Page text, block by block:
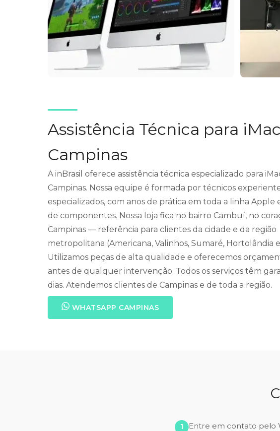
Assistência Técnica para
Campinas
A inBrasil oferece assistência técnica especializado para
Campinas. Nossa equipe é formada por técnicos
especializados, com anos de prática em toda a linha Apple
de componentes. Nossa loja fica no bairro Cambuí, no
Campinas — referência para clientes da cidade e da região
metropolitana (Americana, Valinhos, Sumaré, Hortolândia
Utilizamos peças de alta qualidade e oferecemos
antes de qualquer intervenção. Todos os serviços têm
dias. Atendemos clientes de Campinas e de toda a região.
WHATSAPP CAMPINAS
Entre em contato pelo